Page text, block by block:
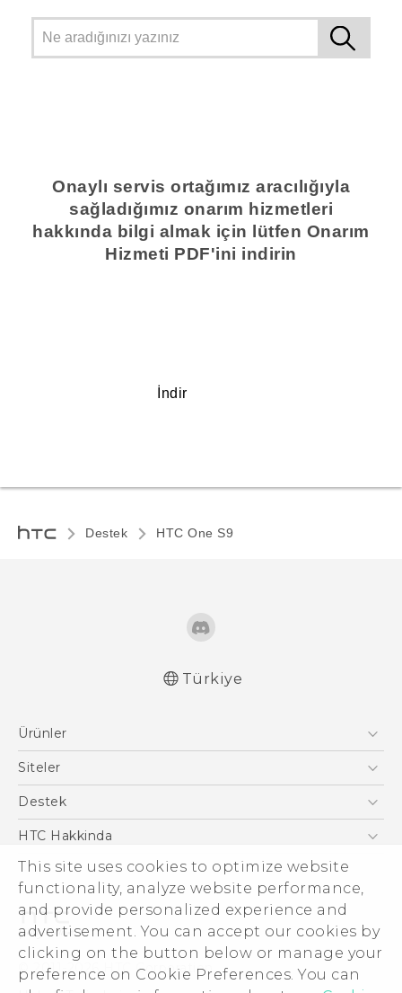
This site uses cookies to optimize website
functionality, analyze website performance,
and provide personalized experience and
advertisement. You can accept our cookies by
clicking on the button below or manage your
preference on Cookie Preferences. You can
Onaylı servis ortağımız aracılığıyla
sağladığımız onarım hizmetleri
hakkında bilgi almak için lütfen Onarım
Hizmeti PDF'ini indirin
İndir
Destek HTC One S9‎
English - User manual
Türkiye
Ürünler
Akıllı Telefonlar
VIVE
Siteler
HTC Dev
Destek
Destek Merkezi
HTC Hakkinda
ESG
Yatırımcı (İNGİLİZCE)
Gizlilik Politikası
Ürün Güvenliği
Cookie Preferences
© 2011-2026 HTC Corporation